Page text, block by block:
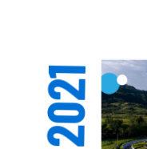
2021